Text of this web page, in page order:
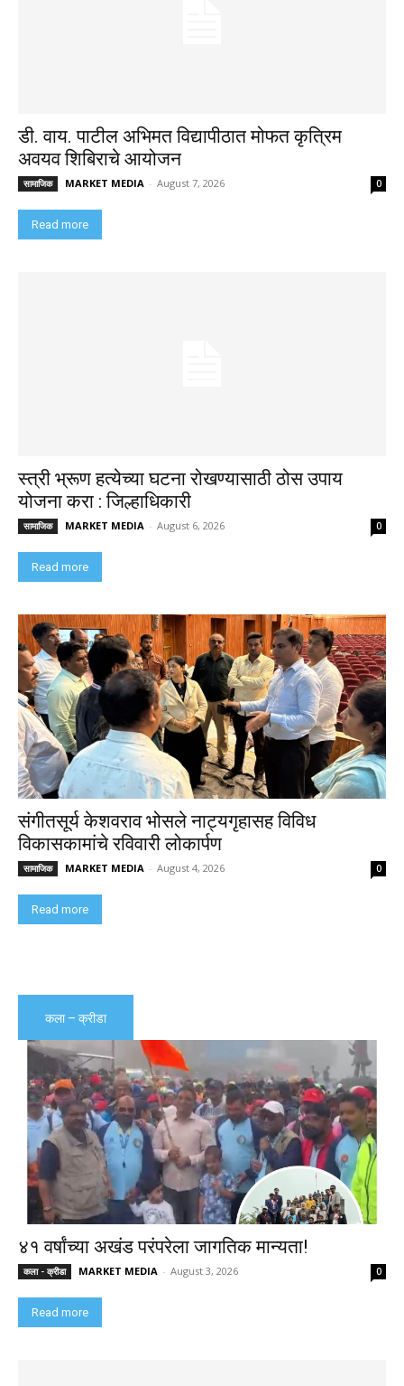
डी. वाय. पाटील अभिमत विद्यापीठात मोफत कृत्रिम
अवयव शिबिराचे आयोजन
सामाजिक MARKET MEDIA - August 7, 2026 0
Read more
स्त्री भ्रूण हत्येच्या घटना रोखण्यासाठी ठोस उपाय
योजना करा : जिल्हाधिकारी
सामाजिक MARKET MEDIA - August 6, 2026 0
Read more
संगीतसूर्य केशवराव भोसले नाट्यगृहासह विविध
विकासकामांचे रविवारी लोकार्पण
सामाजिक MARKET MEDIA - August 4, 2026 0
Read more
कला – क्रीडा
४१ वर्षांच्या अखंड परंपरेला जागतिक मान्यता!
कला - क्रीडा MARKET MEDIA - August 3, 2026 0
Read more